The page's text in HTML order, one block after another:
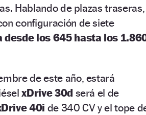
Hablando de plazas traseras,
configuración de siete
desde los 645 hasta los
de este año, estará
xDrive 30dserá el de
40i de 340 CV y el tope